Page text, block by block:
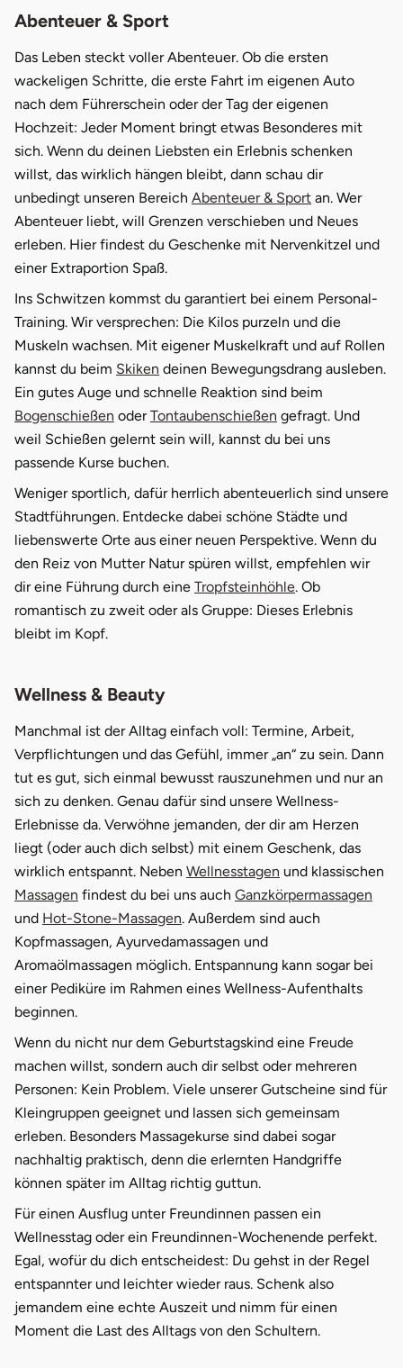
Abenteuer & Sport
Das Leben steckt voller Abenteuer. Ob die ersten
wackeligen Schritte, die erste Fahrt im eigenen Auto
nach dem Führerschein oder der Tag der eigenen
Hochzeit: Jeder Moment bringt etwas Besonderes mit
sich. Wenn du deinen Liebsten ein Erlebnis schenken
willst, das wirklich hängen bleibt, dann schau dir
unbedingt unseren Bereich Abenteuer & Sport an. Wer
Abenteuer liebt, will Grenzen verschieben und Neues
erleben. Hier findest du Geschenke mit Nervenkitzel und
einer Extraportion Spaß.
Ins Schwitzen kommst du garantiert bei einem Personal-
Training. Wir versprechen: Die Kilos purzeln und die
Muskeln wachsen. Mit eigener Muskelkraft und auf Rollen
kannst du beim Skiken deinen Bewegungsdrang ausleben.
Ein gutes Auge und schnelle Reaktion sind beim
Bogenschießen oderTontaubenschießen gefragt. Und
weil Schießen gelernt sein will, kannst du bei uns
passende Kurse buchen.
Weniger sportlich, dafür herrlich abenteuerlich sind unsere
Stadtführungen. Entdecke dabei schöne Städte und
liebenswerte Orte aus einer neuen Perspektive. Wenn du
den Reiz von Mutter Natur spüren willst, empfehlen wir
dir eine Führung durch eine Tropfsteinhöhle. Ob
romantisch zu zweit oder als Gruppe: Dieses Erlebnis
bleibt im Kopf.
Wellness & Beauty
Manchmal ist der Alltag einfach voll: Termine, Arbeit,
Verpflichtungen und das Gefühl, immer „an“ zu sein. Dann
tut es gut, sich einmal bewusst rauszunehmen und nur an
sich zu denken. Genau dafür sind unsere Wellness-
Erlebnisse da. Verwöhne jemanden, der dir am Herzen
liegt (oder auch dich selbst) mit einem Geschenk, das
wirklich entspannt. Neben Wellnesstagen und klassischen
Massagen findest du bei uns auch Ganzkörpermassagen
und Hot-Stone-Massagen. Außerdem sind auch
Kopfmassagen, Ayurvedamassagen und
Aromaölmassagen möglich. Entspannung kann sogar bei
einer Pediküre im Rahmen eines Wellness-Aufenthalts
beginnen.
Wenn du nicht nur dem Geburtstagskind eine Freude
machen willst, sondern auch dir selbst oder mehreren
Personen: Kein Problem. Viele unserer Gutscheine sind für
Kleingruppen geeignet und lassen sich gemeinsam
erleben. Besonders Massagekurse sind dabei sogar
nachhaltig praktisch, denn die erlernten Handgriffe
können später im Alltag richtig guttun.
Für einen Ausflug unter Freundinnen passen ein
Wellnesstag oder ein Freundinnen-Wochenende perfekt.
Egal, wofür du dich entscheidest: Du gehst in der Regel
entspannter und leichter wieder raus. Schenk also
jemandem eine echte Auszeit und nimm für einen
Moment die Last des Alltags von den Schultern.
Witten
Würzburg
Öhringen